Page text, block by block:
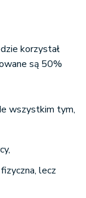
korzystał
są 50%
wszystkim tym,
lecz